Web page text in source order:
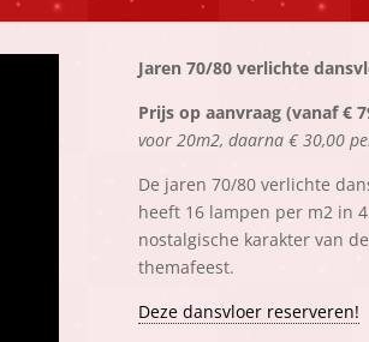
Jaren 70/80 verlichte
Prijs op aanvraag (vanaf €
voor 20m2, daarna € 30,00
De jaren 70/80 verlichte
heeft 16 lampen per m2 in
nostalgische karakter van
themafeest.
Deze dansvloer reserveren!